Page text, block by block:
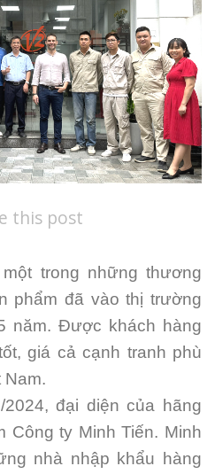
this post
trong những thương
phẩm đã vào thị trường
năm. Được khách hàng
giá cả cạnh tranh phù
Nam.
đại diện của hãng
Công ty Minh Tiến. Minh
nhà nhập khẩu hàng